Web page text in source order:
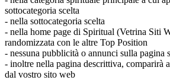
sottocategoria scelta
- nella sottocategoria scelta
- nella home page di Spiritual (Vetrina Siti
randomizzata con le altre Top Position
- nessuna pubblicità o annunci sulla pagina
- inoltre nella pagina descrittiva, comparirà
dal vostro sito web